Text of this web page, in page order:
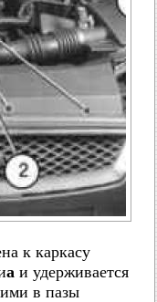
к каркасу
а и удерживается
в пазы